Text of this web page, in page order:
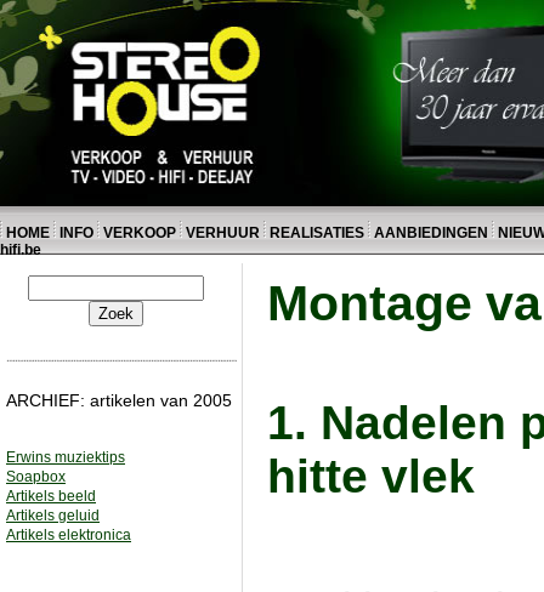
HOME INFO VERKOOP VERHUUR REALISATIES AANBIEDINGEN
hifi.be
ARCHIEF: artikelen van 2005
Erwins muziektips
Soapbox
Artikels beeld
Artikels geluid
Artikels elektronica
Montage
1. Nadelen
hitte vlek